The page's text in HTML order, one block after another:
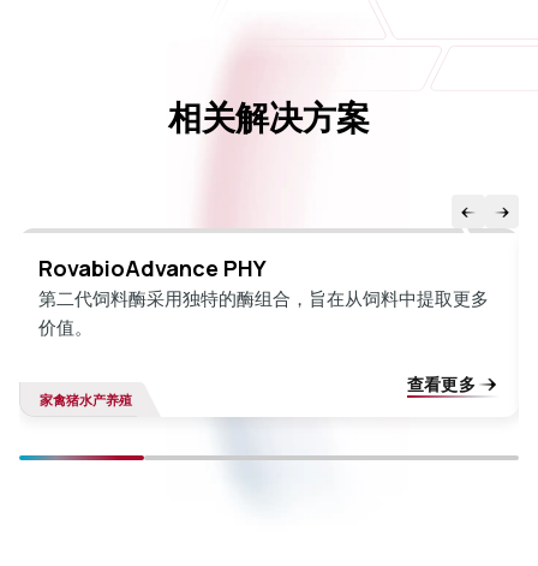
相关解决方案
RovabioAdvance PHY
第二代饲料酶采用独特的酶组合，旨在从饲料中提取更多
价值。
查看更多
家禽猪水产养殖